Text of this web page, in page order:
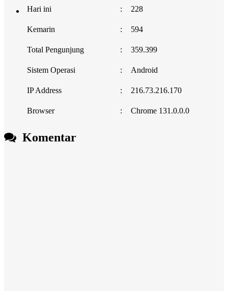
Hari ini : 228
Kemarin : 594
Total Pengunjung : 359.399
Sistem Operasi : Android
IP Address : 216.73.216.170
Browser : Chrome 131.0.0.0
Komentar